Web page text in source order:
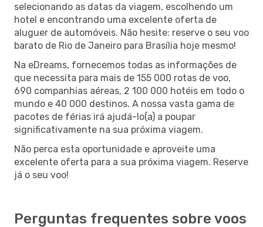
selecionando as datas da viagem, escolhendo um
hotel e encontrando uma excelente oferta de
aluguer de automóveis. Não hesite: reserve o seu voo
barato de Rio de Janeiro para Brasília hoje mesmo!
Na eDreams, fornecemos todas as informações de
que necessita para mais de 155 000 rotas de voo,
690 companhias aéreas, 2 100 000 hotéis em todo o
mundo e 40 000 destinos. A nossa vasta gama de
pacotes de férias irá ajudá-lo(a) a poupar
significativamente na sua próxima viagem.
Não perca esta oportunidade e aproveite uma
excelente oferta para a sua próxima viagem. Reserve
já o seu voo!
Perguntas frequentes sobre voos